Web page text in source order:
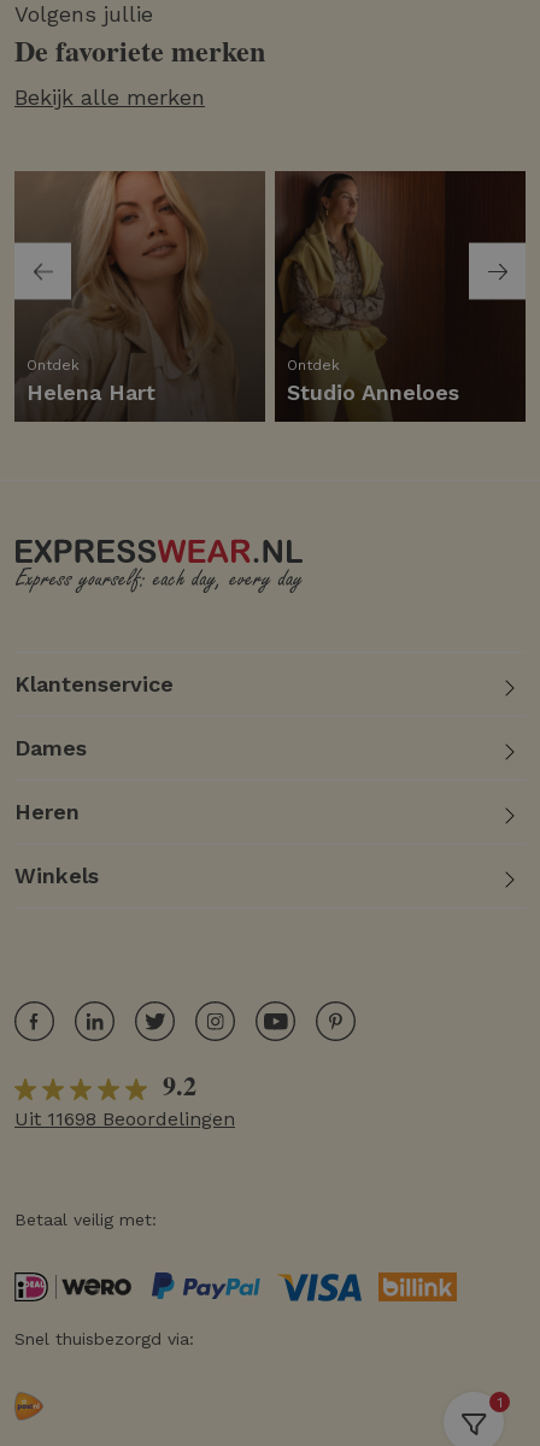
Volgens jullie
De favoriete merken
Bekijk alle merken
Ontdek
Helena Hart
Ontdek
Studio Anneloes
1
Klantenservice
Dames
Heren
Winkels
9.2
Uit 11698 Beoordelingen
Betaal veilig met:
Snel thuisbezorgd via: